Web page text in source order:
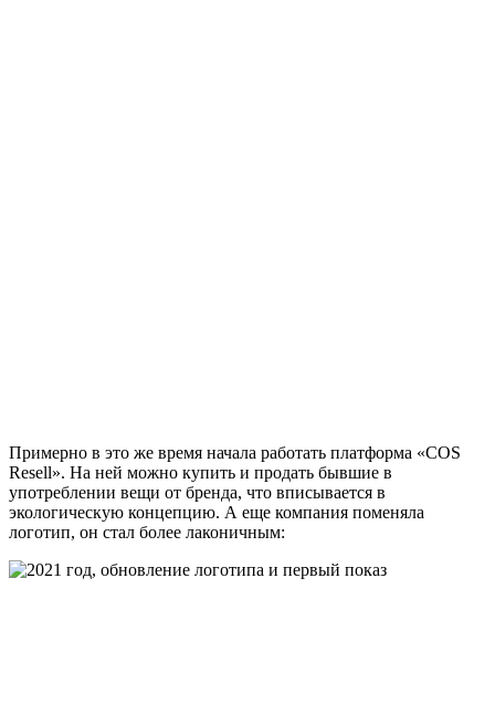
Примерно в это же время начала работать платформа «COS
Resell». На ней можно купить и продать бывшие в
употреблении вещи от бренда, что вписывается в
экологическую концепцию. А еще компания поменяла
логотип, он стал более лаконичным: